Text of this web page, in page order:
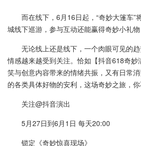
而在线下，6月16日起，“奇妙大篷车”
城线下巡游，参与互动还能赢得奇妙小礼
无论线上还是线下，一个肉眼可见的趋
情感越来越受到关注。恰如【抖音618奇妙
笑与创意内容带来的情绪共振，又有日常
的各类具体好物的安利，这场奇妙之旅，你
关注@抖音演出
5月27日到6月1日 每天20:00
锁定《奇妙惊喜现场》